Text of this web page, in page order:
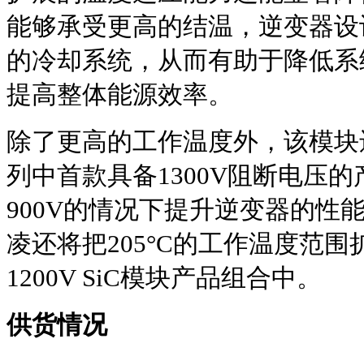
能够承受更高的结温，逆变器
的冷却系统，从而有助于降低
提高整体能源效率。
除了更高的工作温度外，该模
列中首款具备1300V阻断电压
900V的情况下提升逆变器的性
凌还将把205°C的工作温度范
1200V SiC模块产品组合中。
供货情况